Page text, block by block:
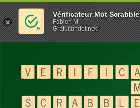
Vérificateur Mot Scrabble
Fabien M
Gratuitundefined